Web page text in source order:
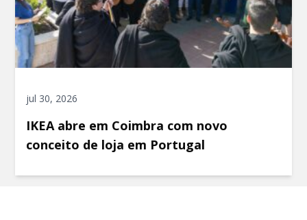
jul 30, 2026
IKEA abre em Coimbra com novo
conceito de loja em Portugal